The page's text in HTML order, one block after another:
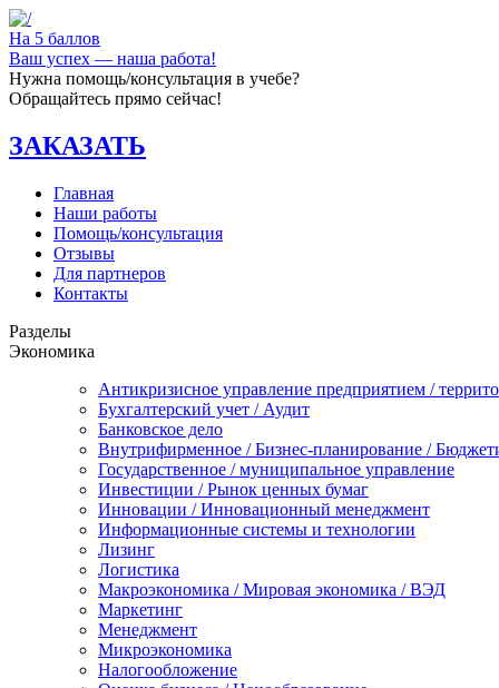
На 5 баллов
Ваш успех — наша работа!
Нужна помощь/консультация в учебе?
Обращайтесь прямо сейчас!
ЗАКАЗАТЬ
Главная
Наши работы
Помощь/консультация
Отзывы
Для партнеров
Контакты
Разделы
Экономика
Антикризисное управление предприятием /
Бухгалтерский учет / Аудит
Банковское дело
Внутрифирменное / Бизнес-планирование /
Государственное / муниципальное управление
Инвестиции / Рынок ценных бумаг
Инновации / Инновационный менеджмент
Информационные системы и технологии
Лизинг
Логистика
Макроэкономика / Мировая экономика / ВЭД
Маркетинг
Менеджмент
Микроэкономика
Налогообложение